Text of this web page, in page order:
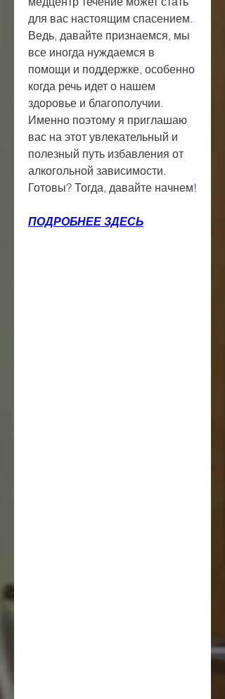
для вас настоящим спасением.
Ведь, давайте признаемся, мы
все иногда нуждаемся в
помощи и поддержке, особенно
когда речь идет о нашем
здоровье и благополучии.
Именно поэтому я приглашаю
вас на этот увлекательный и
полезный путь избавления от
алкогольной зависимости.
Готовы? Тогда, давайте начнем!
ПОДРОБНЕЕ ЗДЕСЬ